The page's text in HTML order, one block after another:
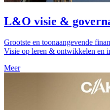
L&O visie &
Grootste en toonaangevende
Visie op leren & ontwikkelen en
Meer